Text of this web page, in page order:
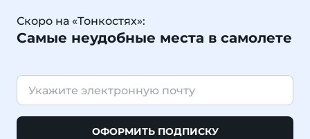
Скоро на «Тонкостях»:
Самые неудобные места в самолете
ОФОРМИТЬ ПОДПИСКУ